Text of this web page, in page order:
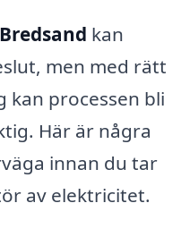
kan
men med rätt
processen bli
Här är några
innan du tar
av elektricitet.